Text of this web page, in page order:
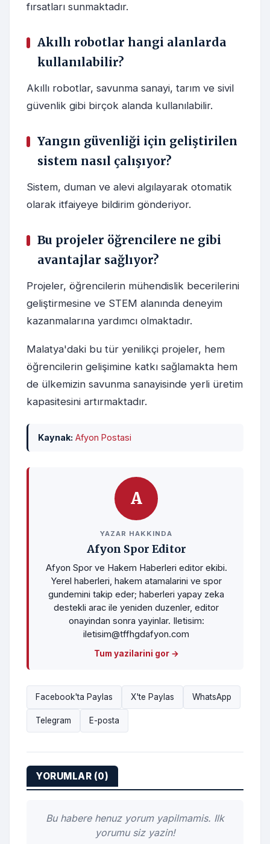
fırsatları sunmaktadır.
Akıllı robotlar hangi alanlarda
kullanılabilir?
Akıllı robotlar, savunma sanayi, tarım ve sivil
güvenlik gibi birçok alanda kullanılabilir.
Yangın güvenliği için geliştirilen
sistem nasıl çalışıyor?
Sistem, duman ve alevi algılayarak otomatik
olarak itfaiyeye bildirim gönderiyor.
Bu projeler öğrencilere ne gibi
avantajlar sağlıyor?
Projeler, öğrencilerin mühendislik becerilerini
geliştirmesine ve STEM alanında deneyim
kazanmalarına yardımcı olmaktadır.
Malatya'daki bu tür yenilikçi projeler, hem
öğrencilerin gelişimine katkı sağlamakta hem
de ülkemizin savunma sanayisinde yerli üretim
kapasitesini artırmaktadır.
Kaynak: Afyon Postasi
A
YAZAR HAKKINDA
Afyon Spor Editor
Afyon Spor ve Hakem Haberleri editor ekibi.
Yerel haberleri, hakem atamalarini ve spor
gundemini takip eder; haberleri yapay zeka
destekli arac ile yeniden duzenler, editor
onayindan sonra yayinlar. Iletisim:
iletisim@tffhgdafyon.com
Tum yazilarini gor →
Facebook'ta Paylas X'te Paylas WhatsApp
Telegram E-posta
YORUMLAR (0)
Bu habere henuz yorum yapilmamis. Ilk
yorumu siz yazin!